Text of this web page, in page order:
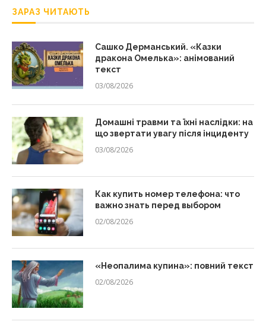
ЗАРАЗ ЧИТАЮТЬ
Сашко Дерманський. «Казки
дракона Омелька»: анімований
текст
03/08/2026
Домашні травми та їхні наслідки: на
що звертати увагу після інциденту
03/08/2026
Как купить номер телефона: что
важно знать перед выбором
02/08/2026
«Неопалима купина»: повний текст
02/08/2026